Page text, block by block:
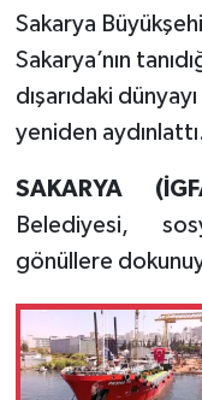
Sakarya
Sakarya’nın
dışarıdaki
yeniden
SAKARYA
Belediyesi,
gönüllere